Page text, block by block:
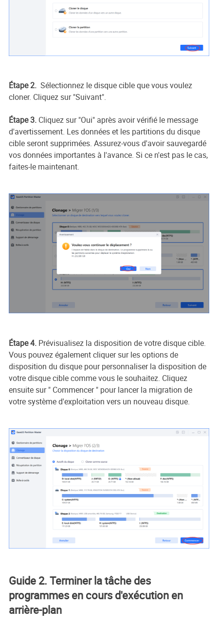
Étape 2. Sélectionnez le disque cible que vous voulez
cloner. Cliquez sur "Suivant".
Étape 3.Cliquez sur "Oui" après avoir vérifié le message
d'avertissement. Les données et les partitions du disque
cible seront supprimées. Assurez-vous d'avoir sauvegardé
vos données importantes à l'avance. Si ce n'est pas le cas,
faites-le maintenant.
Étape 4.Prévisualisez la disposition de votre disque cible.
Vous pouvez également cliquer sur les options de
disposition du disque pour personnaliser la disposition de
votre disque cible comme vous le souhaitez. Cliquez
ensuite sur " Commencer " pour lancer la migration de
votre système d'exploitation vers un nouveau disque.
Guide 2. Terminer la tâche des
programmes en cours d'exécution en
arrière-plan